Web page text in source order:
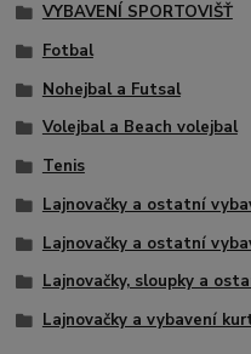
VYBAVENÍ SPORTOVIŠŤ
Fotbal
Nohejbal a Futsal
Volejbal a Beach volejbal
Tenis
Lajnovačky a ostatní
Lajnovačky a ostatní
Lajnovačky, sloupky a
Lajnovačky a vybavení